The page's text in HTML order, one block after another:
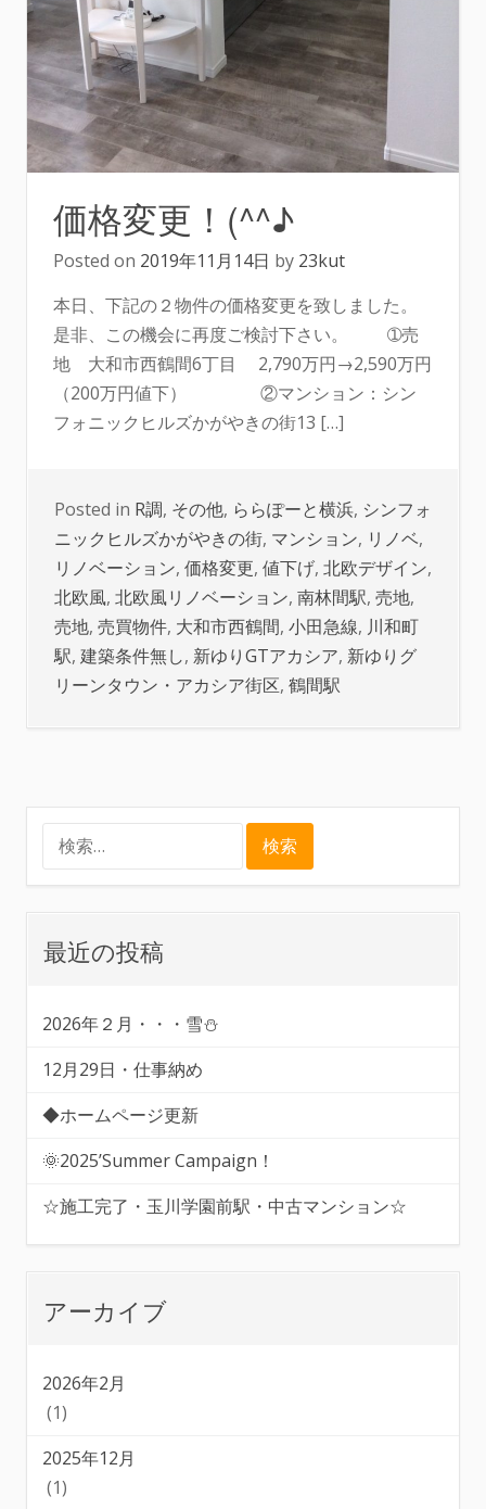
価格変更！(^^♪
Posted on 2019年11月14日 by 23kut
本日、下記の２物件の価格変更を致しました。
是非、この機会に再度ご検討下さい。 ➀売
地 大和市西鶴間6丁目 2,790万円→2,590万円
（200万円値下） ②マンション：シン
フォニックヒルズかがやきの街13 […]
Posted in R調, その他, ららぽーと横浜, シンフォ
ニックヒルズかがやきの街, マンション, リノベ,
リノベーション, 価格変更, 値下げ, 北欧デザイン,
北欧風, 北欧風リノベーション, 南林間駅, 売地,
売地, 売買物件, 大和市西鶴間, 小田急線, 川和町
駅, 建築条件無し, 新ゆりGTアカシア, 新ゆりグ
リーンタウン・アカシア街区, 鶴間駅
最近の投稿
2026年２月・・・雪⛄
12月29日・仕事納め
◆ホームページ更新
🌞2025’Summer Campaign！
☆施工完了・玉川学園前駅・中古マンション☆
アーカイブ
2026年2月
(1)
2025年12月
(1)